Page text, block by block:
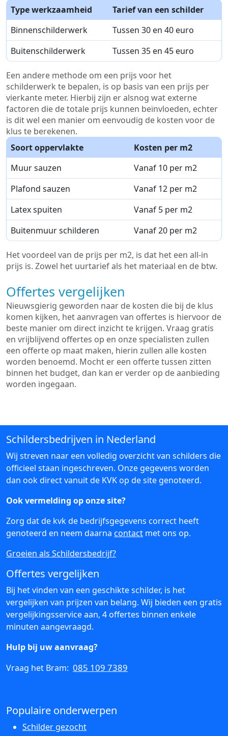
Type werkzaamheid
Tarief van een schilder
Binnenschilderwerk
Tussen 30 en 40 euro
Buitenschilderwerk
Tussen 35 en 45 euro
Een andere methode om een prijs voor het
schilderwerk te bepalen, is op basis van een prijs per
vierkante meter. Hierbij zijn er alsnog wat externe
factoren die de totale prijs kunnen beïnvloeden, echter
is dit wel een manier om eenvoudig de kosten voor de
klus te berekenen.
Soort oppervlakte
Kosten per m2
Muur sauzen
Vanaf 10 per m2
Plafond sauzen
Vanaf 12 per m2
Latex spuiten
Vanaf 5 per m2
Buitenmuur schilderen
Vanaf 20 per m2
Het voordeel van de prijs per m2, is dat het een all-in
prijs is. Zowel het uurtarief als het materiaal en de btw.
Offertes vergelijken
Nieuwsgierig geworden naar de kosten die bij de klus
komen kijken, het aanvragen van offertes is hiervoor de
beste manier om direct inzicht te krijgen. Vraag gratis
en vrijblijvend offertes op en onze specialisten zullen
een offerte op maat maken, hierin zullen alle kosten
worden benoemd. Mocht er een offerte tussen zitten
binnen het budget, dan kan er verder op de aanbieding
worden ingegaan.
Schildersbedrijven in Nederland
Wij streven naar een volledig overzicht van schilders die
officieel staan ingeschreven. Onze gegevens worden
dan ook direct vanuit de KVK op de site genoteerd.
Ook vermelding op onze site?
Zorg dat de kvk de bedrijfsgegevens correct heeft
genoteerd en neem daarna contact met ons op.
Groeien als Schildersbedrijf?
Offertes vergelijken
Bij het vinden van een geschikte schilder, is het
vergelijken van prijzen van belang. Wij bieden een gratis
vergelijkingsservice aan, 4 offertes binnen enkele
minuten aangevraagd.
Hulp bij uw aanvraag?
Vraag het Bram: 085 109 7389
Populaire onderwerpen
Schilder gezocht